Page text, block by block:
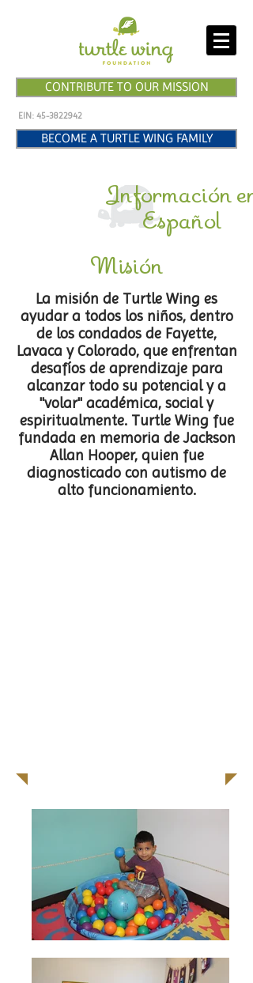
CONTRIBUTE TO OUR MISSION
EIN: 45-3822942
BECOME A TURTLE WING FAMILY
Información en
Español
Misión
La misión de Turtle Wing es
ayudar a todos los niños, dentro
de los condados de Fayette,
Lavaca y Colorado, que enfrentan
desafíos de aprendizaje para
alcanzar todo su potencial y a
"volar" académica, social y
espiritualmente. Turtle Wing fue
fundada en memoria de Jackson
Allan Hooper, quien fue
diagnosticado con autismo de
alto funcionamiento.
-Asesoramiento